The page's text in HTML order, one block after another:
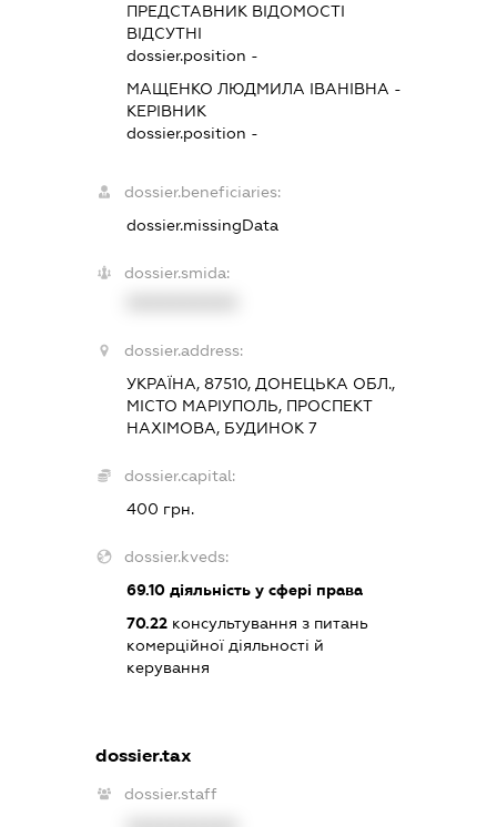
ПРЕДСТАВНИКВІДОМОСТІ
ВІДСУТНІ
dossier.position -
МАЩЕНКО ЛЮДМИЛА ІВАНІВНА -
КЕРІВНИК
dossier.position -
dossier.beneficiaries:
dossier.missingData
dossier.smida:
dossier.address:
УКРАЇНА, 87510, ДОНЕЦЬКА ОБЛ.,
МІСТО МАРІУПОЛЬ, ПРОСПЕКТ
НАХІМОВА, БУДИНОК 7
dossier.capital:
400 грн.
dossier.kveds:
69.10діяльність у сфері права
70.22консультування з питань
комерційної діяльності й
керування
dossier.tax
dossier.staff